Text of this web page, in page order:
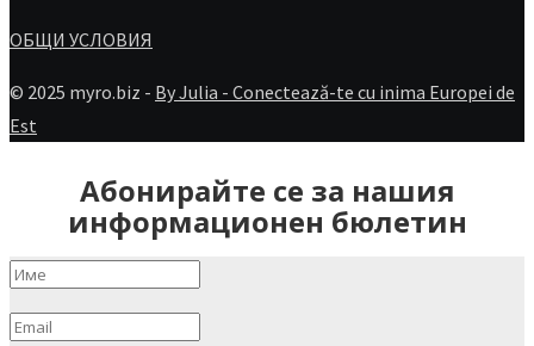
ОБЩИ УСЛОВИЯ
© 2025 myro.biz - By Julia - Conectează-te cu inima Europei de
Est
Абонирайте се за нашия
информационен бюлетин